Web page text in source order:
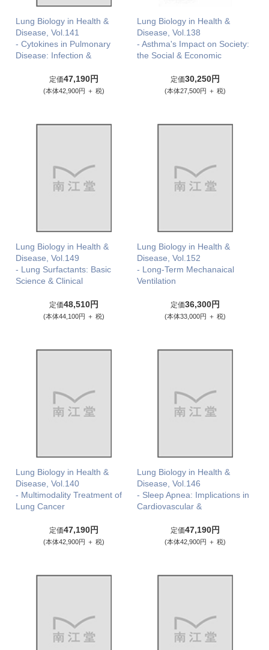
Lung Biology in Health &
Disease, Vol.141
- Cytokines in Pulmonary
Disease: Infection &
定価47,190円
(本体42,900円 ＋ 税)
Lung Biology in Health &
Disease, Vol.138
- Asthma's Impact on Society:
the Social & Economic
定価30,250円
(本体27,500円 ＋ 税)
Lung Biology in Health &
Disease, Vol.149
- Lung Surfactants: Basic
Science & Clinical
定価48,510円
(本体44,100円 ＋ 税)
Lung Biology in Health &
Disease, Vol.152
- Long-Term Mechanaical
Ventilation
定価36,300円
(本体33,000円 ＋ 税)
Lung Biology in Health &
Disease, Vol.140
- Multimodality Treatment of
Lung Cancer
定価47,190円
(本体42,900円 ＋ 税)
Lung Biology in Health &
Disease, Vol.146
- Sleep Apnea: Implications in
Cardiovascular &
定価47,190円
(本体42,900円 ＋ 税)